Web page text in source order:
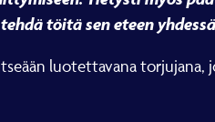
töitä sen eteen
luotettavana torjujana,